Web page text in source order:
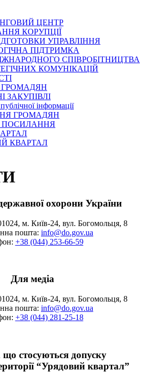
ЦЕНТР
КОРУПЦІЇ
УПРАВЛІННЯ
ПІДТРИМКА
СПІВРОБІТНИЦТВА
КОМУНІКАЦІЙ
ЗАКУПІВЛІ
інформації
ГРОМАДЯН
ПОСИЛАННЯ
КВАРТАЛ
охорони України
м. Київ-24, вул. Богомольця, 8
пошта: info@do.gov.ua
+38 (044) 253-66-59
Для медіа
м. Київ-24, вул. Богомольця, 8
пошта: info@do.gov.ua
+38 (044) 281-25-18
стосуються допуску
“Урядовий квартал”